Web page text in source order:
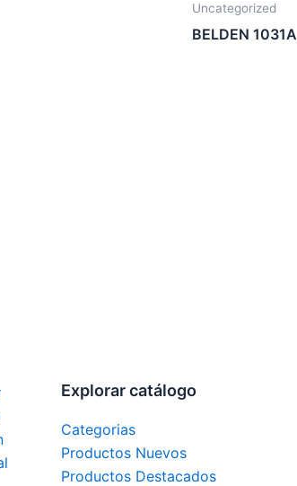
Uncategorized
BELDEN 1031A
Explorar catálogo
Categorias
Productos Nuevos
Productos Destacados